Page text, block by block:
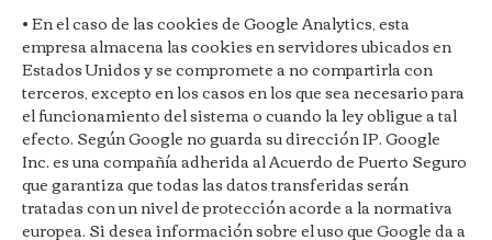
• En el caso de las cookies de Google Analytics, esta
empresa almacena las cookies en servidores ubicados en
Estados Unidos y se compromete a no compartirla con
terceros, excepto en los casos en los que sea necesario para
el funcionamiento del sistema o cuando la ley obligue a tal
efecto. Según Google no guarda su dirección IP. Google
Inc. es una compañía adherida al Acuerdo de Puerto Seguro
que garantiza que todas las datos transferidas serán
tratadas con un nivel de protección acorde a la normativa
europea. Si desea información sobre el uso que Google da a